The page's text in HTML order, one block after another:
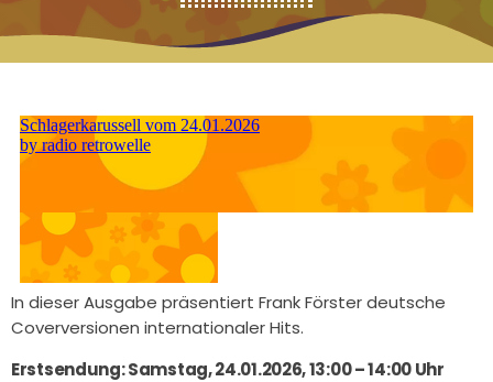
In dieser Ausgabe präsentiert Frank Förster deutsche
Coverversionen internationaler Hits.
Erstsendung: Samstag, 24.01.2026, 13:00 – 14:00 Uhr